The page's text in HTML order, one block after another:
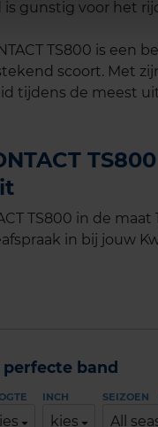
gunstig voor het
TS800 is een
scoort. Met
tijdens de meest
TS800 in de
in bij jouw
band
INCH
kies
SEIZOEN
All